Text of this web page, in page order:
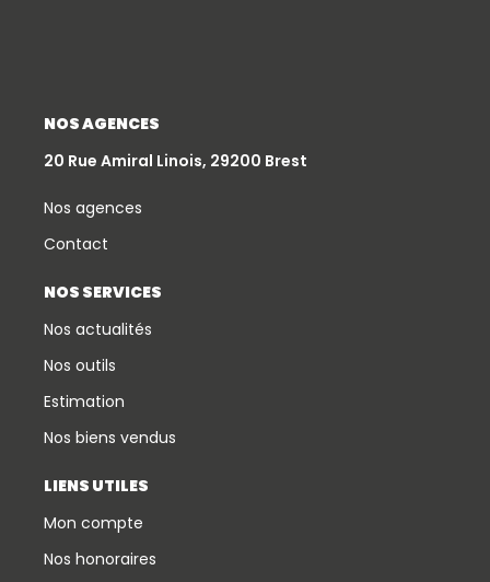
NOS AGENCES
20 Rue Amiral Linois, 29200 Brest
Nos agences
Contact
NOS SERVICES
Nos actualités
Nos outils
Estimation
Nos biens vendus
LIENS UTILES
Mon compte
Nos honoraires